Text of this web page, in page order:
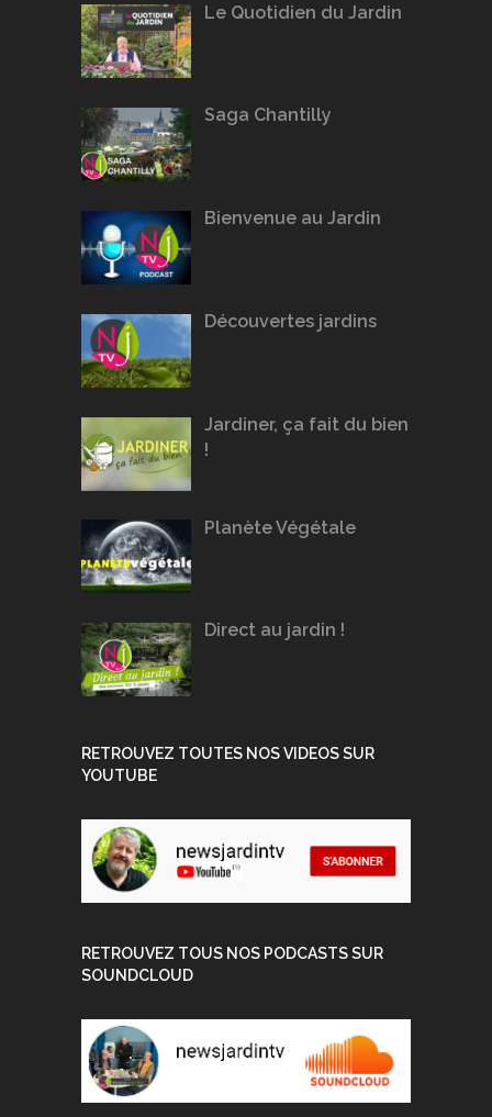
Le Quotidien du Jardin
Saga Chantilly
Bienvenue au Jardin
Découvertes jardins
Jardiner, ça fait du bien
!
Planète Végétale
Direct au jardin !
RETROUVEZ TOUTES NOS VIDEOS SUR
YOUTUBE
RETROUVEZ TOUS NOS PODCASTS SUR
SOUNDCLOUD